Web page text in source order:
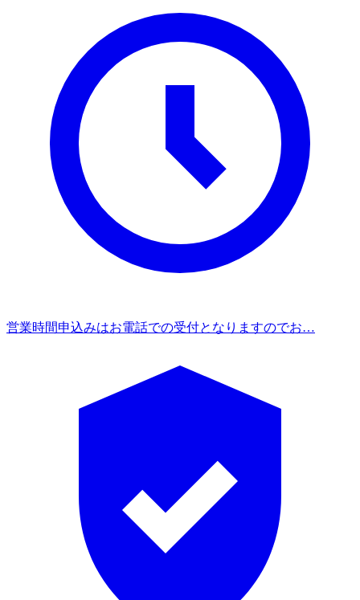
営業時間申込みはお電話での受付となりますのでお…